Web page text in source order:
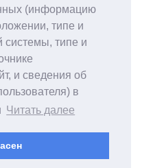
(информацию
типе и
системы, типе и
и сведения об
в
Читать далее